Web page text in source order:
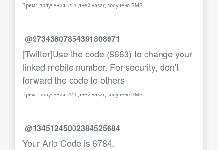
Время получения: 221 дней назад получено SMS
@97343807854391808971
[Twitter]Use the code (8663) to change your
linked mobile number. For security, don't
forward the code to others
Время получения: 221 дней назад получено SMS
@13451245002384525684
Your Arlo Code is 6784.